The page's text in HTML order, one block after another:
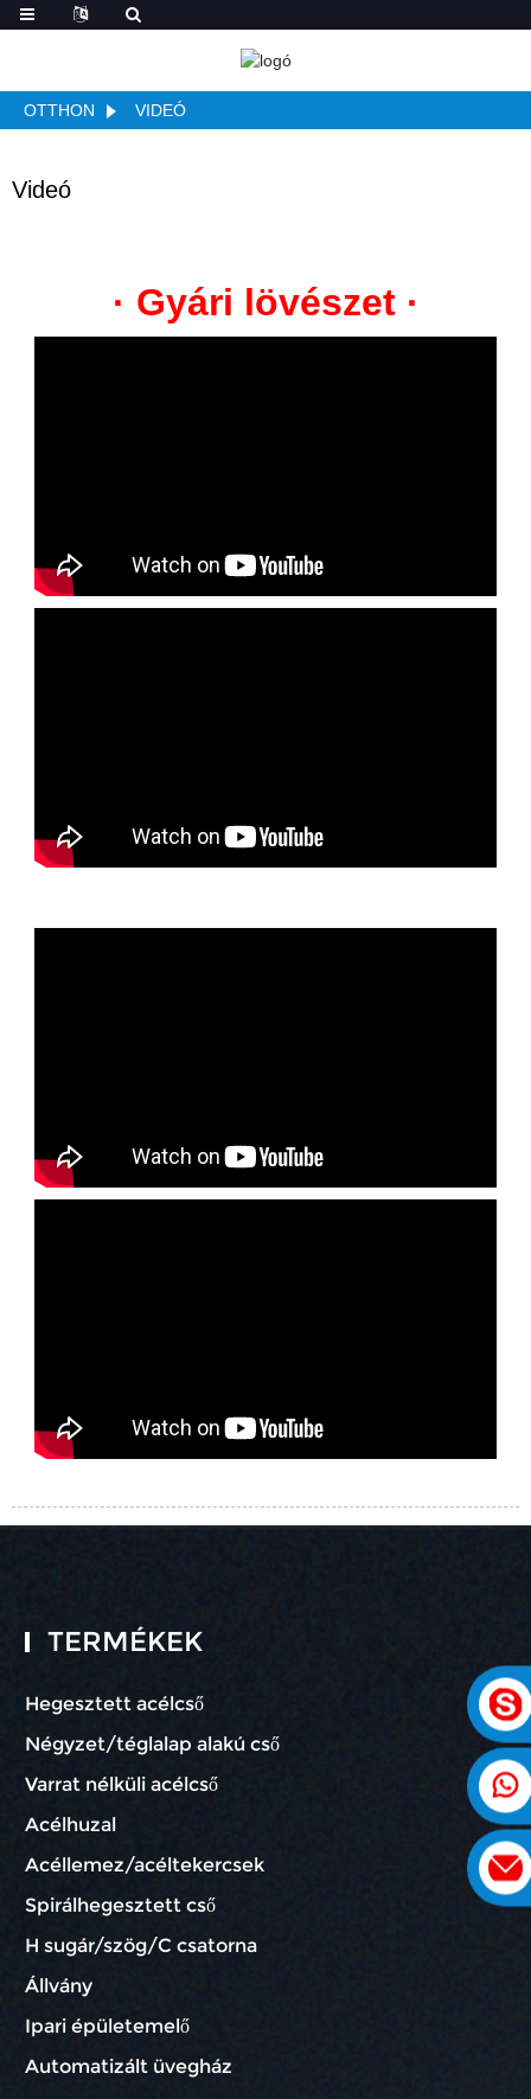
OTTHON VIDEÓ
Videó
· Gyári lövészet ·
TERMÉKEK
Hegesztett acélcső
Négyzet/téglalap alakú cső
Varrat nélküli acélcső
Acélhuzal
Acéllemez/acéltekercsek
Spirálhegesztett cső
H sugár/szög/C csatorna
Állvány
Ipari épületemelő
Automatizált üvegház